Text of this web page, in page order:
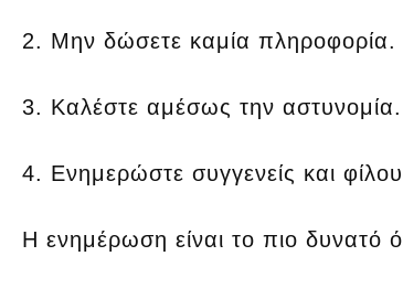
2. Μην δώσετε καμία πληροφορία.
3. Καλέστε αμέσως την αστυνομία.
4. Ενημερώστε συγγενείς και
Η ενημέρωση είναι το πιο δυνατό